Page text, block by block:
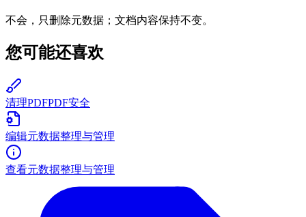
不会，只删除元数据；文档内容保持不变。
您可能还喜欢
清理PDFPDF安全
编辑元数据整理与管理
查看元数据整理与管理